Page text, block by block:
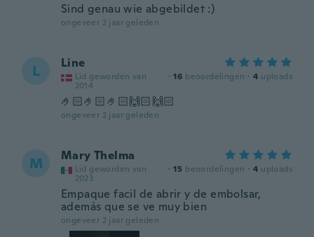
Sind genau wie abgebildet :)
ongeveer 2 jaar geleden
L Line
Lid geworden van
2014
· 16 beoordelingen · 4 uploads
🤌🏻🤌🏻🤌🏻🙌🏻🙌🏻
ongeveer 2 jaar geleden
M Mary Thelma
Lid geworden van
2023
· 15 beoordelingen · 4 uploads
Empaque facil de abrir y de embolsar,
además que se ve muy bien
ongeveer 2 jaar geleden